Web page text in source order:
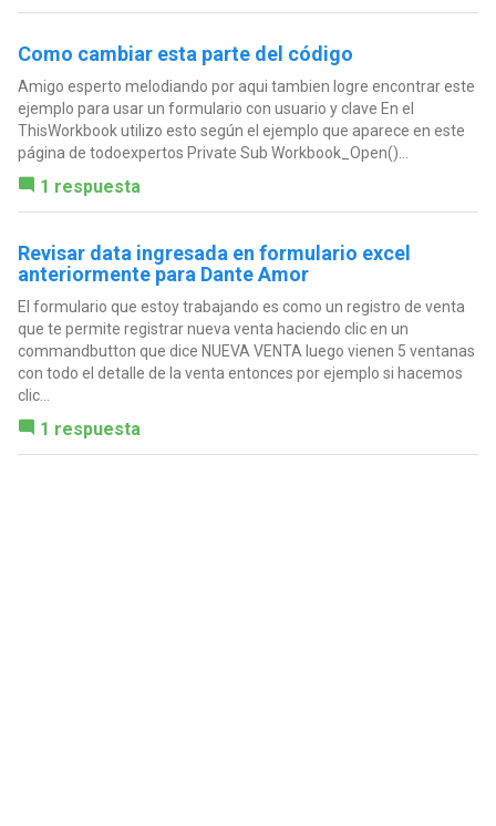
Como cambiar esta parte del código
Amigo esperto melodiando por aqui tambien logre encontrar este
ejemplo para usar un formulario con usuario y clave En el
ThisWorkbook utilizo esto según el ejemplo que aparece en este
página de todoexpertos Private Sub Workbook_Open()...
1 respuesta
Revisar data ingresada en formulario excel
anteriormente para Dante Amor
El formulario que estoy trabajando es como un registro de venta
que te permite registrar nueva venta haciendo clic en un
commandbutton que dice NUEVA VENTA luego vienen 5 ventanas
con todo el detalle de la venta entonces por ejemplo si hacemos
clic...
1 respuesta